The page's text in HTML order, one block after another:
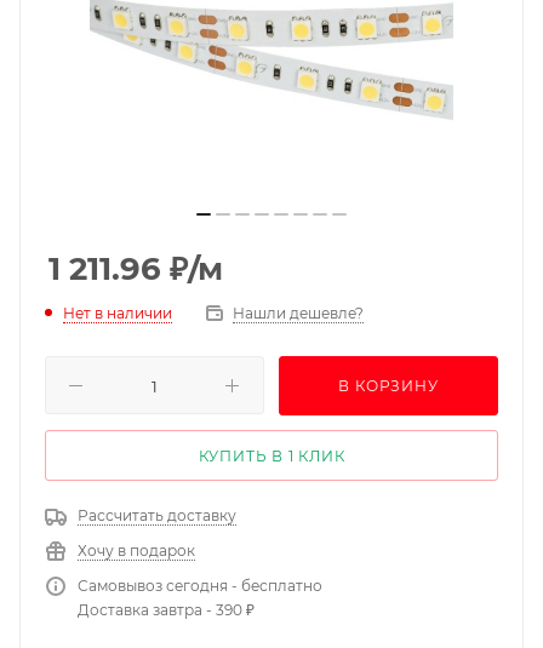
1 211.96 ₽/м
Нет в наличии Нашли дешевле?
В КОРЗИНУ
КУПИТЬ В 1 КЛИК
Рассчитать доставку
Хочу в подарок
Самовывоз сегодня - бесплатно
Доставка завтра - 390 ₽